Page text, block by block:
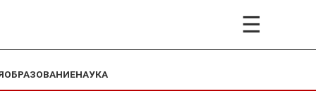
☰
ОБРАЗОВАНИЕНАУКА